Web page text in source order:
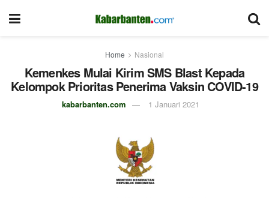
Home Nasional
Kemenkes Mulai Kirim SMS Blast Kepada
Kelompok Prioritas Penerima Vaksin COVID-19
kabarbanten.com 1 Januari 2021